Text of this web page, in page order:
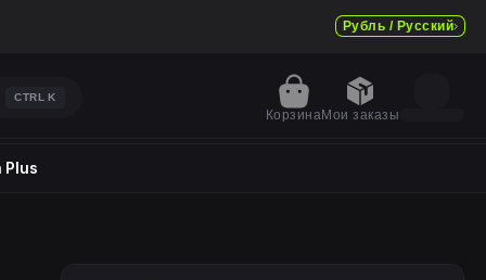
Рубль / Русский
CTRL K
КорзинаМои заказы